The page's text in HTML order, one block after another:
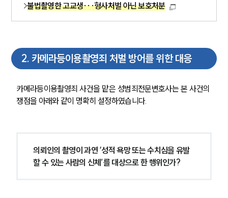
불법촬영한 고교생···형사처벌 아닌 보호처분
2. 카메라등이용촬영죄 처벌 방어를 위한 대응
카메라등이용촬영죄 사건을 맡은 성범죄전문변호사는 본 사건의
쟁점을 아래와 같이 명확히 설정하였습니다.
의뢰인의 촬영이 과연 ‘성적 욕망 또는 수치심을 유발
할 수 있는 사람의 신체’를 대상으로 한 행위인가?